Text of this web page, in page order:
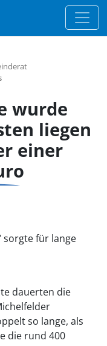
wurde
liegen
einer
sorgte für lange
dauerten die
so lange, als
die rund 400